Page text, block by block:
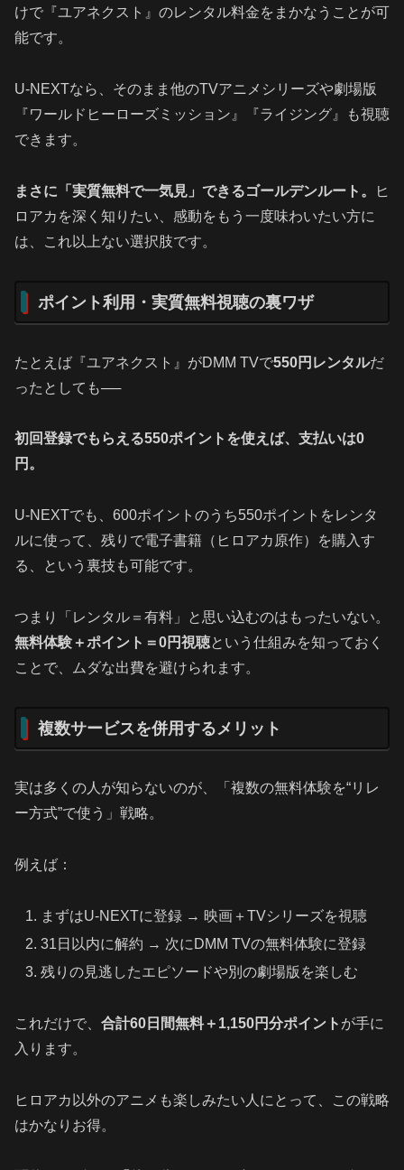
けで『ユアネクスト』のレンタル料金をまかなうことが可
能です。
U‑NEXTなら、そのまま他のTVアニメシリーズや劇場版
『ワールドヒーローズミッション』『ライジング』も視聴
できます。
まさに「実質無料で一気見」できるゴールデンルート。
ヒ
ロアカを深く知りたい、感動をもう一度味わいたい方に
は、これ以上ない選択肢です。
ポイント利用・実質無料視聴の裏ワザ
たとえば『ユアネクスト』がDMM TVで550円レンタルだ
ったとしても──
初回登録でもらえる550ポイントを使えば、支払いは0
円。
U‑NEXTでも、600ポイントのうち550ポイントをレンタ
ルに使って、残りで電子書籍（ヒロアカ原作）を購入す
る、という裏技も可能です。
つまり「レンタル＝有料」と思い込むのはもったいない。
無料体験＋ポイント＝0円視聴という仕組みを知っておく
ことで、ムダな出費を避けられます。
複数サービスを併用するメリット
実は多くの人が知らないのが、「複数の無料体験を“リレ
ー方式”で使う」戦略。
例えば：
まずはU‑NEXTに登録 → 映画＋TVシリーズを視聴
31日以内に解約 → 次にDMM TVの無料体験に登録
残りの見逃したエピソードや別の劇場版を楽しむ
これだけで、 合計60日間無料＋1,150円分ポイント が手に
入ります。
ヒロアカ以外のアニメも楽しみたい人にとって、この戦略
はかなりお得。